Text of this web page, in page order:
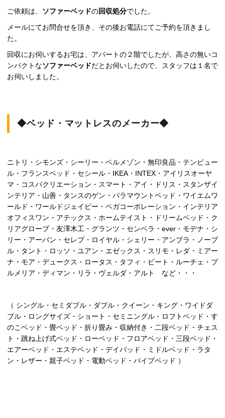
ご依頼は、 ソファーベッドの回収処分でした。
メールにてお問合せを頂き、その後お電話にてご予約を頂きまし
た。
回収にお伺いするお宅は、アパートの２階でしたが、高さの無いコ
ンパクトなソファーベッドだとお伺いしたので、スタッフは１名で
お伺いしました。
◆ベッド・マットレスのメーカー◆
ニトリ・シモンズ・シーリー・ベルメゾン・無印良品・テンピュー
ル・フランスベッド・セシール・IKEA・INTEX・アイリスオーヤ
マ・コスパクリエーション・スマート・アイ・ドリス・スタンザイ
ンテリア・山善・タンスのゲン・パラマウントベッド・ワイエムワ
ールド・ワールドジェイビー・ベガコーポレーション・インテリア
オフィスワン・アテックス・ホームテイスト・ドリームベッド・ク
リアグローブ・友澤木工・グランツ・センベラ・ever・モデナ・シ
リー・アーバン・セレブ・ロイヤル・シェリー・アンブラ・ノーブ
ル・タント・ロッソ・ユアン・エゼックス・スリモ・レダ・ミアー
ナ・モア・デュークス・ロータス・タフィ・ビート・ルーチェ・プ
ルメリア・ディマン・リラ・ヴェルダ・アルト など・・・
（ シングル・セミダブル・ダブル・クイーン・キング・ワイドダ
ブル・ロングサイズ・ショート・セミニングル・ロフトベッド・す
のこベッド・畳ベッド・折り畳み・収納付き・二段ベッド・チェス
ト・跳ね上げ式ベッド・ローベッド・フロアベッド・三段ベッド・
エアーベッド・エステベッド・デイバッド・ミドルベッド・ラタ
ン・レザー・親子ベッド・電動ベッド・パイプベッド ）